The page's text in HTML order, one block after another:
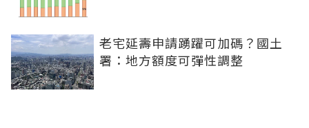
老宅延壽申請踴躍可加碼？國土
署：地方額度可彈性調整